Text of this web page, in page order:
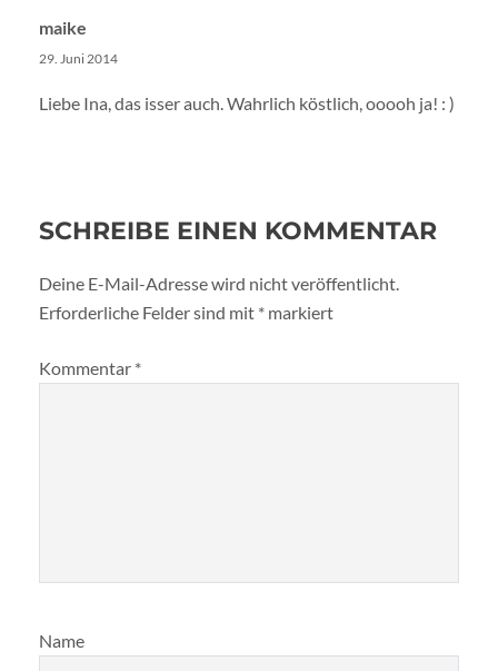
maike
29. Juni 2014
Liebe Ina, das isser auch. Wahrlich köstlich, ooooh ja! : )
SCHREIBE EINEN KOMMENTAR
Deine E-Mail-Adresse wird nicht veröffentlicht.
Erforderliche Felder sind mit * markiert
Kommentar *
Name